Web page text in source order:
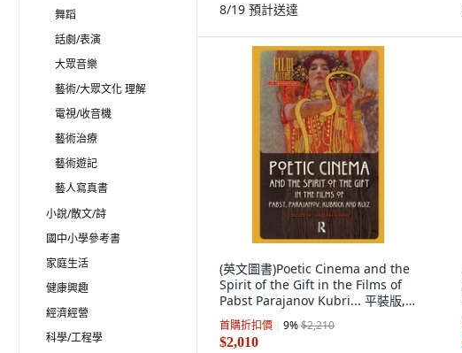
舞蹈
話劇/表演
大眾音樂
藝術/大眾文化 理解
電視/收音機
藝術治療
藝術遊記
藝人寫真書
小說/散文/詩
國中小學參考書
家庭生活
健康興趣
經濟經營
科學/工程學
8/19 預計送達
(英文圖書)Poetic Cinema and the
Spirit of the Gift in the Films of
Pabst Parajanov Kubri... 平裝版,
Routledge, English
首購折扣價 9%$2,210
$2,010